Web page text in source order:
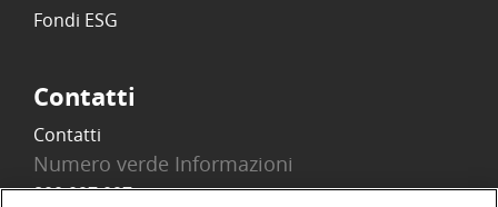
Fondi ESG
Contatti
Contatti
Numero verde Informazioni
800 097 097